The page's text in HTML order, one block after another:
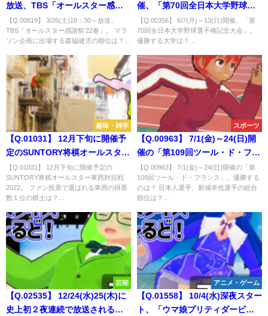
放送、TBS「オールスター感謝
祭’22春」。 マラソン企画に出場
する森脇健児の順位は？
【Q.00819】 3/26(土)18：30～放送、
TBS「オールスター感謝祭’22春」。 マラ
ソン企画に出場する森脇健児の順位は？...
催、「第70回全日本大学野球選
手権記念大会」。優勝する大学
は？
【Q.00356】 6/7(月)～13(日)開催、「第
70回全日本大学野球選手権記念大会」。
優勝する大学は？...
趣味・雑学
【Q.01031】 12月下旬に開催予
定のSUNTORY将棋オールスター
東西対抗戦2022。 ファン投票で
選ばれる東西の得票数１位の棋
士は？
【Q.01031】 12月下旬に開催予定の
SUNTORY将棋オールスター東西対抗戦
2022。 ファン投票で選ばれる東西の得票
数１位の棋士は？...
スポーツ
【Q.00963】 7/1(金)～24(日)開
催の「第109回ツール・ド・フラ
ンス」。日本人選手、新城幸也
選手の総合順位は？
【Q.00963】 7/1(金)～24(日)開催の「第
109回ツール・ド・フランス」。優勝する
のは？ 日本人選手、新城幸也選手の総合
順位は？...
芸能
【Q.02535】 12/24(水)25(木)に
史上初２夜連続で放送される
アニメ・ゲーム
【Q.01558】 10/4(水)深夜スター
ト、「ウマ娘プリティダービー